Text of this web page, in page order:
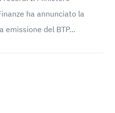
ha annunciato la
emissione del BTP...